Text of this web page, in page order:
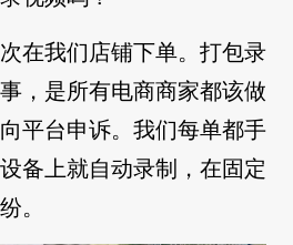
在我们店铺下单。打包录
，是所有电商商家都该做
平台申诉。我们每单都手
备上就自动录制，在固定
。